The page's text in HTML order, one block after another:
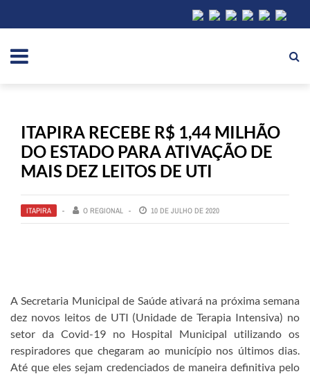
ITAPIRA RECEBE R$ 1,44 MILHÃO
DO ESTADO PARA ATIVAÇÃO DE
MAIS DEZ LEITOS DE UTI
ITAPIRA O REGIONAL 10 DE JULHO DE 2020
A Secretaria Municipal de Saúde ativará na próxima semana
dez novos leitos de UTI (Unidade de Terapia Intensiva) no
setor da Covid-19 no Hospital Municipal utilizando os
respiradores que chegaram ao município nos últimos dias.
Até que eles sejam credenciados de maneira definitiva pelo